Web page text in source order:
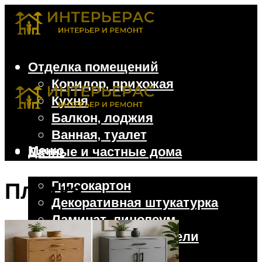
Отделка помещений
Коридор, прихожая
Кухня
Балкон, лоджия
Ванная, туалет
Дачные и частные дома
Гипсокартон
Декоративная штукатурка
Ламинат, линолеум
Облицовочные панели
Обои, пробка
Меню
Плитка